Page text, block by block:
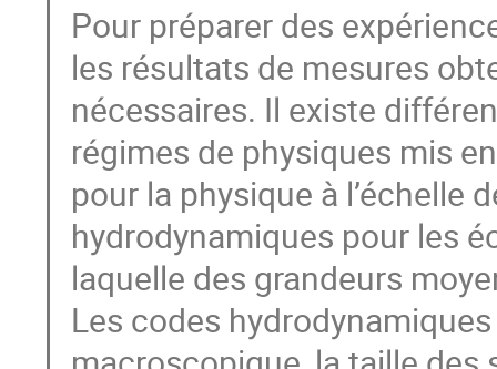
Pour préparer des
les résultats de mesures
nécessaires. Il existe
régimes de physiques mis
pour la physique à l’échelle
hydrodynamiques pour les
laquelle des grandeurs
Les codes